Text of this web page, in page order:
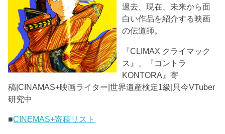
過去、現在、未来から面
白い作品を紹介する映画
の伝道師。
『CLIMAX クライマック
ス』、『コントラ
KONTORA』寄
稿|CINAMAS+映画ライター|世界遺産検定1級|只今VTuber
研究中
■CINEMAS+寄稿リスト